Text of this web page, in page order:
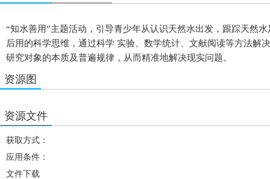
“知水善用”主题活动，引导青少年从认识天然水出发，跟踪天然
后用的科学思维，通过科学 实验、数学统计、文献阅读等方法解
研究对象的本质及普遍规律，从而精准地解决现实问题。
资源图
资源文件
获取方式：
应用条件：
文件下载